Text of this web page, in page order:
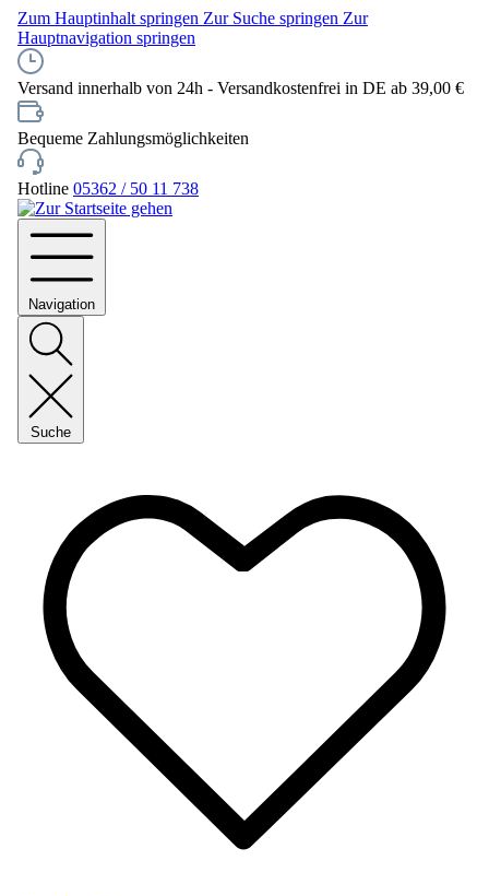
Zum Hauptinhalt springen Zur Suche springen Zur
Hauptnavigation springen
Versand innerhalb von 24h - Versandkostenfrei in DE ab 39,00 €
Bequeme Zahlungsmöglichkeiten
Hotline 05362 / 50 11 738
Navigation
Suche